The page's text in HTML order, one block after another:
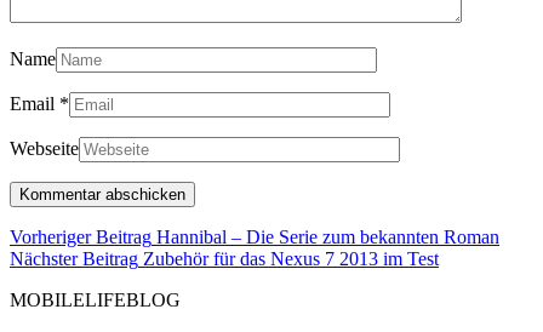
Name
Email *
Webseite
Beitragsnavigation
Vorheriger Beitrag Hannibal – Die Serie zum bekannten Roman
Nächster Beitrag Zubehör für das Nexus 7 2013 im TestNächster
MOBILELIFEBLOG